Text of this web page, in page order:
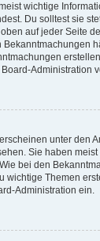
wichtige
Du solltest sie
auf jeder Seite
Administration
unter den
Sie haben
bei den
wichtige Themen
Administration ein.